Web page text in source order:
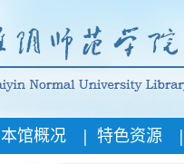
本馆概况 | 特色资源 |